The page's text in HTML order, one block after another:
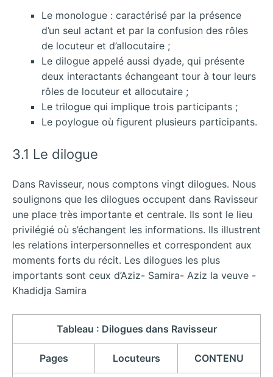
Le monologue : caractérisé par la présence
d’un seul actant et par la confusion des rôles
de locuteur et d’allocutaire ;
Le dilogue appelé aussi dyade, qui présente
deux interactants échangeant tour à tour leurs
rôles de locuteur et allocutaire ;
Le trilogue qui implique trois participants ;
Le poylogue où figurent plusieurs participants.
3.1 Le dilogue
Dans Ravisseur, nous comptons vingt dilogues. Nous
soulignons que les dilogues occupent dans Ravisseur
une place très importante et centrale. Ils sont le lieu
privilégié où s’échangent les informations. Ils illustrent
les relations interpersonnelles et correspondent aux
moments forts du récit. Les dilogues les plus
importants sont ceux d’Aziz- Samira- Aziz la veuve -
Khadidja Samira
Tableau : Dilogues dans Ravisseur
Pages Locuteurs CONTENU